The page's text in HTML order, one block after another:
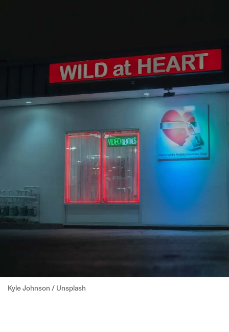
Kyle Johnson / Unsplash